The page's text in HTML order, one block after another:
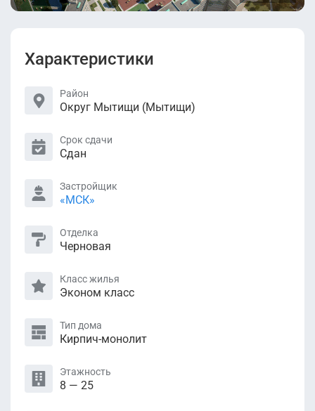
Характеристики
Район
Округ Мытищи (Мытищи)
Срок сдачи
Сдан
Застройщик
«МСК»
Отделка
Черновая
Класс жилья
Эконом класс
Тип дома
Кирпич-монолит
Этажность
8 — 25